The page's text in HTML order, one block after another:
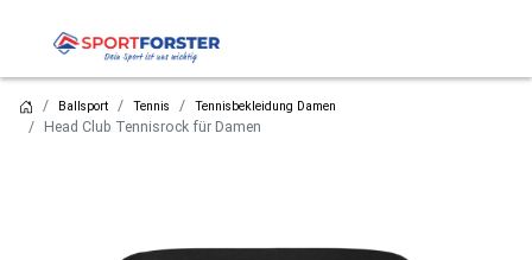
Ballsport Tennis Tennisbekleidung Damen
Head Club Tennisrock für Damen